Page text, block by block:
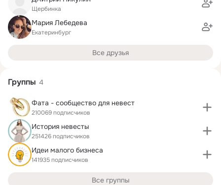
Щербинка
Мария Лебедева
Екатеринбург
Все друзья
Группы 4
Фата - сообщество для невест
210069 подписчиков
История невесты
251426 подписчиков
Идеи малого бизнеса
141935 подписчиков
Все группы